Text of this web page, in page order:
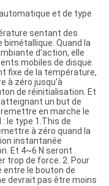
et de type
sentant des
Quand la
d'action, elle
mobiles de disque.
fixe de la température,
à zéro jusqu'à
de réinitialisation. Et
un but de
en marche le
le type 1.This de
à zéro quand la
instantanée
Et 4~6 N seront
trop de force. 2. Pour
le bouton de
devrait pas être moins